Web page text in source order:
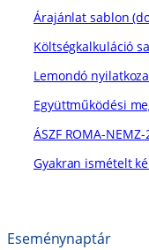
Árajánlat sablon
Költségkalkuláció
Lemondó
Együttműködési
ÁSZF ROMA-
Gyakran ismételt
Eseménynaptár